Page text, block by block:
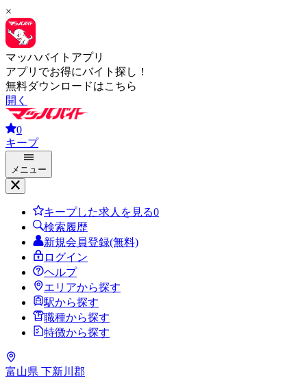
×
マッハバイトアプリ
アプリでお得にバイト探し！
無料ダウンロードはこちら
開く
0
キープ
メニュー
キープした求人を見る0
検索履歴
新規会員登録(無料)
ログイン
ヘルプ
エリアから探す
駅から探す
職種から探す
特徴から探す
富山県 下新川郡